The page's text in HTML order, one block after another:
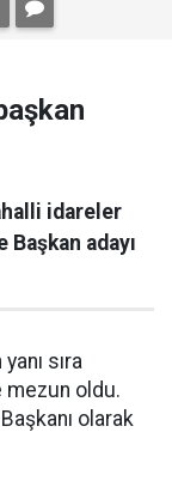
idareler
adayı
sıra
oldu.
olarak